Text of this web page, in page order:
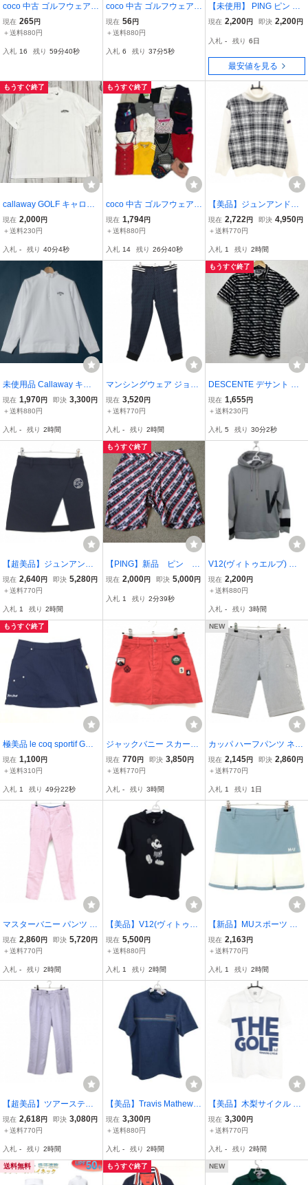
coco 中古 ゴルフウェア
ブランド色々 まとめ売り
20点 レディース おまとめ
現在 265円
＋送料880円
入札 16 残り 59分39秒
coco 中古 ゴルフウェア
ブランド色々 まとめ売り
点 レディース おまとめ品
現在 56円
＋送料880円
入札 6 残り 37分4秒
【未使用】 PING ピン レ
ディース ゴルフウェア ノ
シャツ ホワイト Mサイズ
現在 2,200円 即決 2,200円
入札 - 残り 6日
最安値を見る
もうすぐ終了
callaway GOLF キャロウ
ェイ ゴルフ モックネック
半袖シャツ ゴルフウェア
ズ Y118
現在 2,000円
＋送料230円
入札 - 残り 40分3秒
もうすぐ終了
coco 中古 ゴルフウェア
ブランド色々 まとめ売り
20点 レディース おまとめ
現在 1,794円
＋送料880円
入札 14 残り 26分39秒
【美品】ジュンアンドロ
ペ タートルネックセータ
ー 白×黒 チェック ニット
ア JUN＆ROPE
現在 2,722円 即決 4,950円
＋送料770円
入札 1 残り 2時間
未使用品 Callaway キャ
ロウェイ 長袖 ハーフジッ
プ プルオーバーカットソ
レッド メンズ 紳士 ゴル
フウェア
現在 1,970円 即決 3,300円
＋送料880円
入札 - 残り 2時間
マンシングウェア ジョガ
ーパンツ 黒×グレー ロゴ
総柄 メンズ 79 ゴルフウ
現在 3,520円
＋送料770円
入札 - 残り 2時間
もうすぐ終了
DESCENTE デサント GO
LF ゴルフ ウェア ショー
ト スリーブ 半袖 ポロ シ
ラック スポーツ トレーニ
ング b23521
現在 1,655円
＋送料230円
入札 5 残り 30分1秒
【超美品】ジュンアンド
ロペ スカート ネイビー×
白 ストレッチ ワッペン
ア JUN＆ROPE
現在 2,640円 即決 5,280円
＋送料770円
入札 1 残り 2時間
もうすぐ終了
【PING】新品 ピン M
r.PINGバイアスプリント
Ｍ ハーフパンツ ゴル
現在 2,000円 即決 5,000円
入札 1 残り 2分38秒
V12(ヴィトゥエルブ) パ
ーカー グレー メンズ S V
122110-SW02 ゴルフウ
現在 2,200円
＋送料880円
入札 - 残り 3時間
もうすぐ終了
極美品 le coq sportif GOL
F ルコックゴルフ インナ
ーパンツ付 ゴルフスカー
コート ゴルフウェア レデ
現在 1,100円
＋送料310円
入札 1 残り 49分21秒
ジャックバニー スカート
レッド 複数ワッペン 内側
インナーパンツ レディー
k Bunny
現在 770円 即決 3,850円
＋送料770円
入札 - 残り 3時間
NEW
カッパ ハーフパンツ ネイ
ビー×白 細ストライプ メ
ンズ M ゴルフウェア Kap
現在 2,145円 即決 2,860円
＋送料770円
入札 1 残り 1日
マスターバニー パンツ ピ
ンク 麻混 ロゴ白 メンズ 5
(L) ゴルフウェア MASTE
現在 2,860円 即決 5,720円
＋送料770円
入札 - 残り 2時間
【美品】V12(ヴィトゥエ
ルブ) 半袖モックネックシ
ャツ ブラック メンズ M V
ア 2607-0322 中古
現在 5,500円
＋送料880円
入札 1 残り 2時間
【新品】MUスポーツ ボ
ックスプリーツスカート
スモーキーブルー×白 ロ
ゴルフウェア M・U SPO
現在 2,163円
＋送料770円
入札 1 残り 2時間
【超美品】ツアーステー
ジ パンツ ライトパープル
系 後ろロゴ刺しゅう メン
RSTAGE
現在 2,618円 即決 3,080円
＋送料770円
入札 - 残り 2時間
【美品】Travis Mathew
(トラビスマシュー) 半袖
モックネックシャツ 青系
07-0187 中古
現在 3,300円
＋送料880円
入札 - 残り 2時間
【美品】木梨サイクル 半
袖ポロシャツ 白×ブルー
フロントプリント メンズ
CYCLE
現在 3,300円
＋送料770円
入札 - 残り 2時間
送料無料 もうすぐ終了 NEW